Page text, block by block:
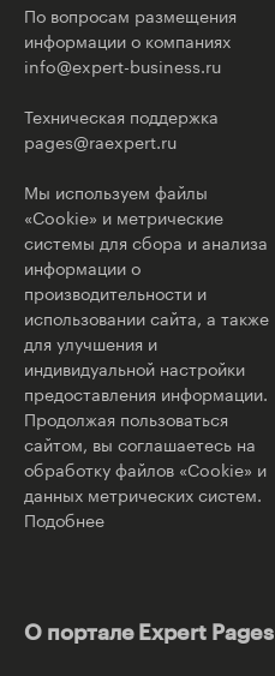
По вопросам размещения
информации о компаниях
info@expert-business.ru
Техническая поддержка
pages@raexpert.ru
Мы используем файлы
«Cookie» и метрические
системы для сбора и анализа
информации о
производительности и
использовании сайта, а также
для улучшения и
индивидуальной настройки
предоставления информации.
Продолжая пользоваться
сайтом, вы соглашаетесь на
обработку файлов «Cookie» и
данных метрических систем.
Подобнее
О портале Expert Pages